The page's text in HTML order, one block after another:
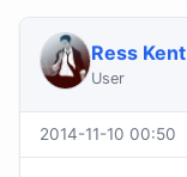
Ress Kent
User
2014-11-10 00:50